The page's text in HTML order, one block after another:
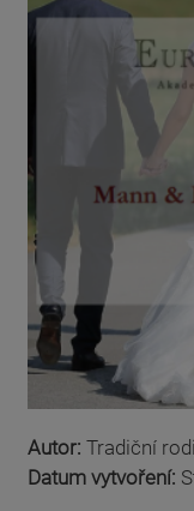
Autor: Tradiční
Datum vytvoření: